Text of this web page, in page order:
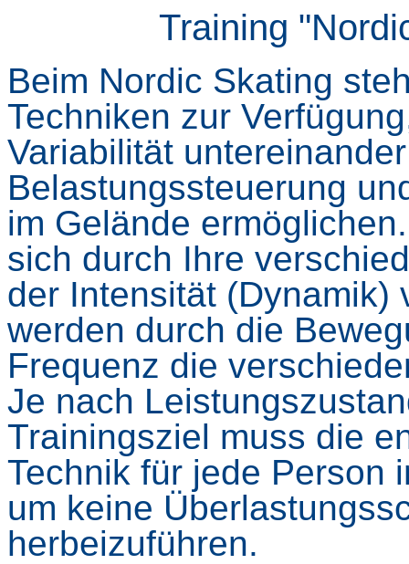
Training
Beim Nordic Skating
Techniken zur
Variabilität
Belastungssteuerung
im Gelände
sich durch Ihre
der Intensität (Dynamik)
werden durch die
Frequenz die
Je nach
Trainingsziel muss die
Technik für jede Person
um keine
herbeizuführen.